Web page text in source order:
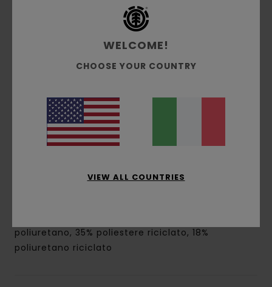
poliestere riciclato e poliuretano
1 scomparto principale per le
2 pratici scomparti nascosti
Fodera:pelle sintetica riciclata e poliestere
riciclato
Dimensioni:10 [H] x 12 [W] cm
Marcatura:mezzo logo ad albero davanti
Altre caratteristiche: compatibile con il
poliuretano, 35% poliestere riciclato, 18%
poliuretano riciclato
WELCOME!
CHOOSE YOUR COUNTRY
VIEW ALL COUNTRIES